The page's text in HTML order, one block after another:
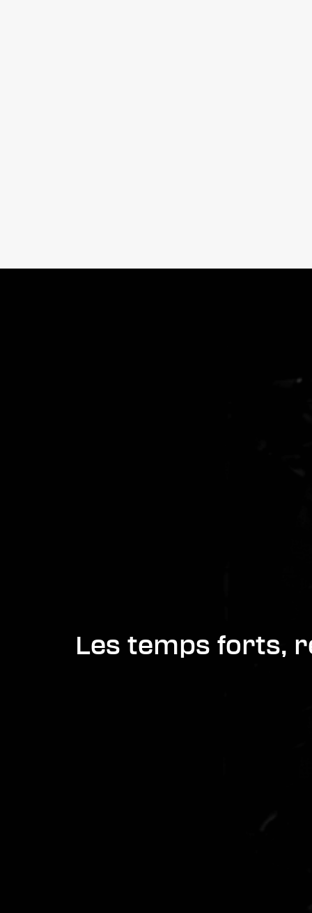
Les temps forts,